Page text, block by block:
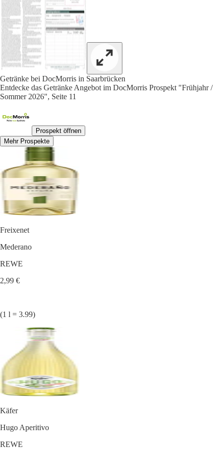
Getränke bei DocMorris in Saarbrücken
Entdecke das Getränke Angebot im DocMorris Prospekt "Frühjahr /
Sommer 2026", Seite 11
Prospekt öffnen
Mehr Prospekte
Freixenet
Mederano
REWE
2,99 €
(1 l = 3.99)
Käfer
Hugo Aperitivo
REWE